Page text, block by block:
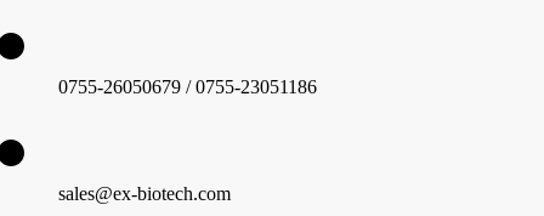
0755-26050679 / 0755-23051186
sales@ex-biotech.com